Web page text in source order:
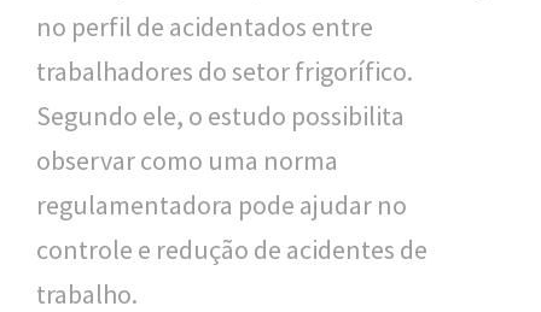
no perfil de acidentados entre
trabalhadores do setor frigorífico.
Segundo ele, o estudo possibilita
observar como uma norma
regulamentadora pode ajudar no
controle e redução de acidentes de
trabalho.